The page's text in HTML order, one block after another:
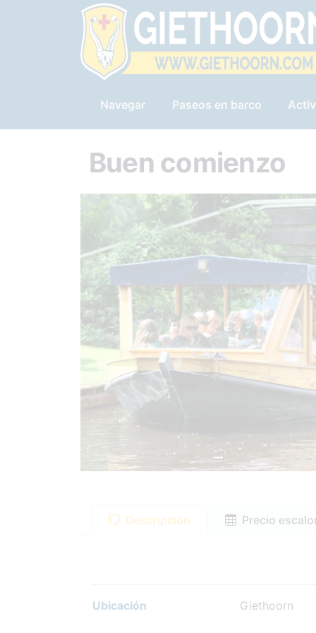
Navegar Paseos en barco
Buen comienzo
Descripción Precio
Ubicación Giethoorn